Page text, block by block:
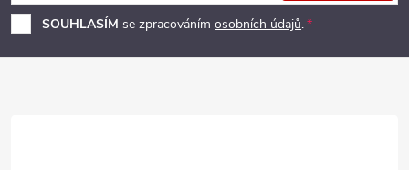
p
a
SOUHLASÍM se zpracováním osobních údajů.